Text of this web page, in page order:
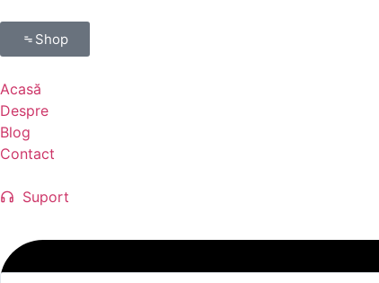
Shop
Acasă
Despre
Blog
Contact
Suport